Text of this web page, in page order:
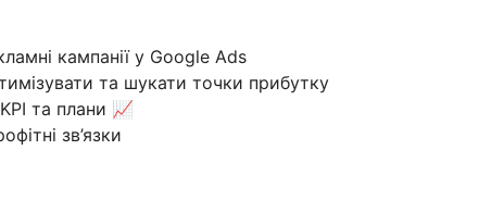
кампанії у Google Ads
та шукати точки прибутку
та плани 📈
зв’язки